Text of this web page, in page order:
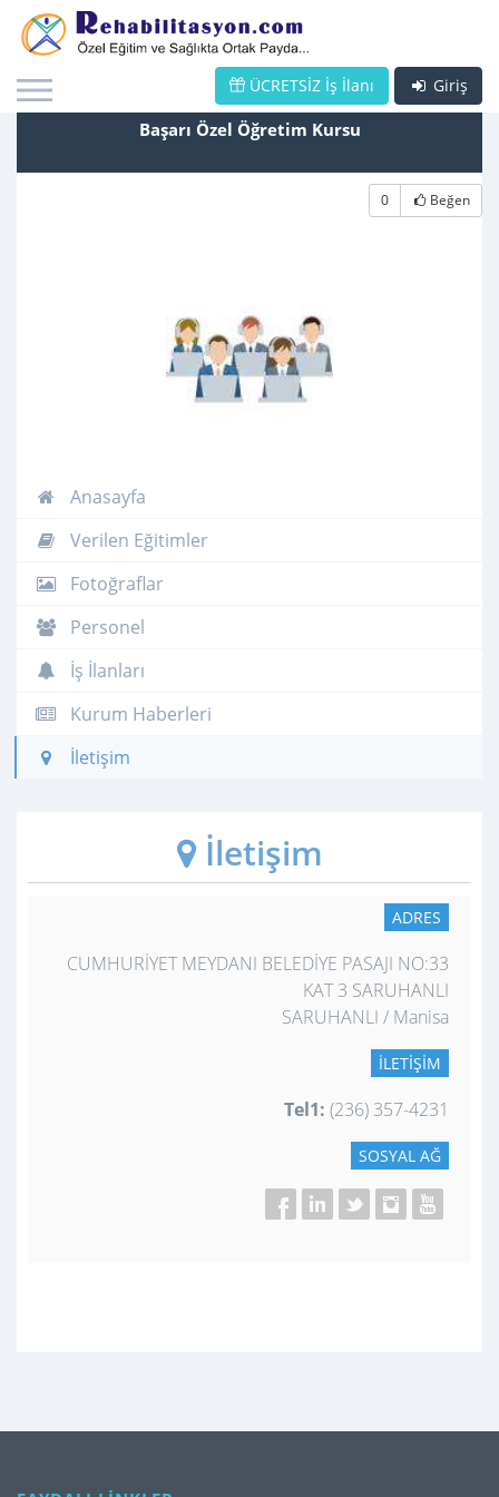
Giriş
ÜCRETSİZ İş İlanı
Başarı Özel Öğretim Kursu
0 Beğen
Anasayfa
Verilen Eğitimler
Fotoğraflar
Personel
İş İlanları
Kurum Haberleri
İletişim
İletişim
ADRES
CUMHURİYET MEYDANI BELEDİYE PASAJI NO:33
KAT 3 SARUHANLI
SARUHANLI / Manisa
İLETIŞIM
Tel1: (236) 357-4231
SOSYAL AĞ